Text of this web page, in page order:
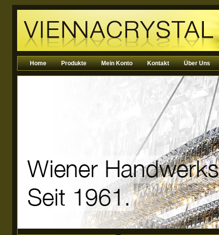
Home Produkte Mein Konto Kontakt Über Uns